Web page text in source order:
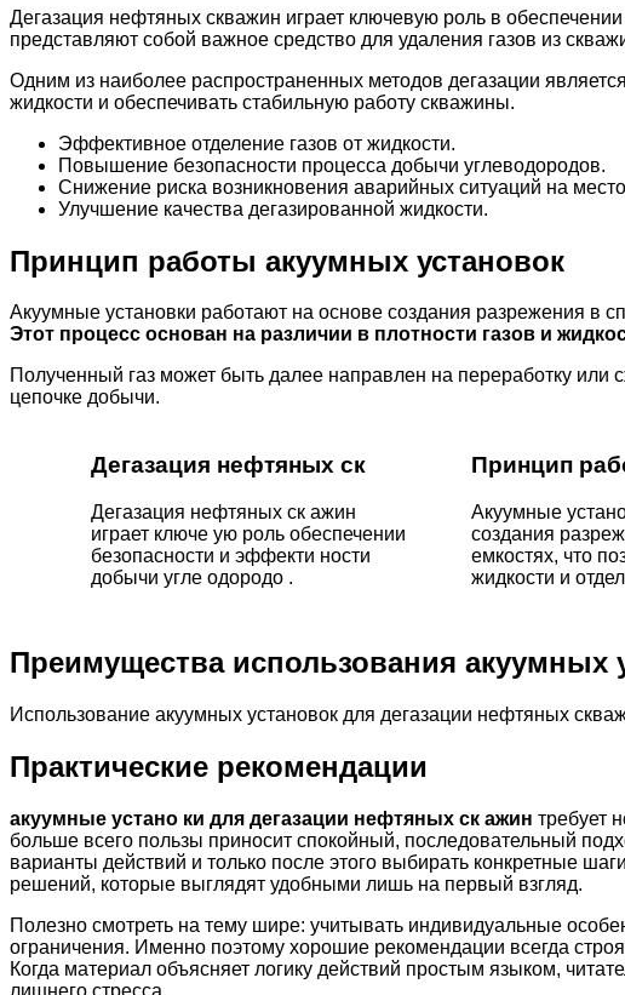
Дегазация нефтяных скважин играет ключевую роль в
представляют собой важное средство для удаления газов из
Одним из наиболее распространенных методов дегазации
жидкости и обеспечивать стабильную работу скважины.
Эффективное отделение газов от жидкости.
Повышение безопасности процесса добычи углеводородов.
Снижение риска возникновения аварийных ситуаций на
Улучшение качества дегазированной жидкости.
Принцип работы акуумных установок
Акуумные установки работают на основе создания разрежения в
Этот процесс основан на различии в плотности газов и
Полученный газ может быть далее направлен на переработку или
цепочке добычи.
Дегазация нефтяных ск
Дегазация нефтяных ск ажин
играет ключе ую роль обеспечении
безопасности и эффекти ности
добычи угле одородо .
Принцип
Акуумные
создания
емкостях, что
жидкости и
Преимущества использования акуумных
Использование акуумных установок для дегазации нефтяных
Практические рекомендации
акуумные устано ки для дегазации нефтяных ск ажин требует
больше всего пользы приносит спокойный, последовательный
варианты действий и только после этого выбирать конкретные
решений, которые выглядят удобными лишь на первый взгляд.
Полезно смотреть на тему шире: учитывать индивидуальные
ограничения. Именно поэтому хорошие рекомендации всегда
Когда материал объясняет логику действий простым языком,
лишнего стресса.